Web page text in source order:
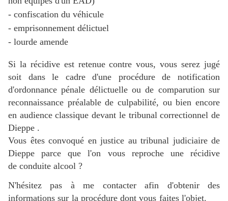
- confiscation du véhicule
- emprisonnement délictuel
- lourde amende
Si la récidive est retenue contre vous, vous serez jugé
soit dans le cadred'une procédure de notification
d'ordonnance pénale délictuelle ou de comparution sur
reconnaissance préalable de culpabilité, ou bien encore
en audience classique devant le tribunal correctionnel de
Dieppe .
Vous êtes convoqué en justice au tribunal judiciaire de
Dieppeparce que l'on vous reproche une récidive
de conduite alcool ?
N'hésitez pas à me contacter afin d'obtenir des
informations sur la procédure dont vous faites l'objet.